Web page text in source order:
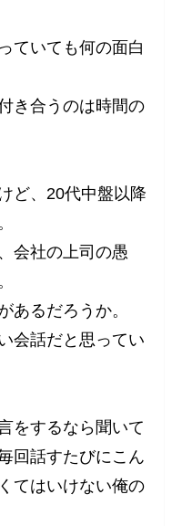
ていても何の面白
き合うのは時間の
ど、20代中盤以降
会社の上司の愚
あるだろうか。
会話だと思ってい
をするなら聞いて
回話すたびにこん
てはいけない俺の